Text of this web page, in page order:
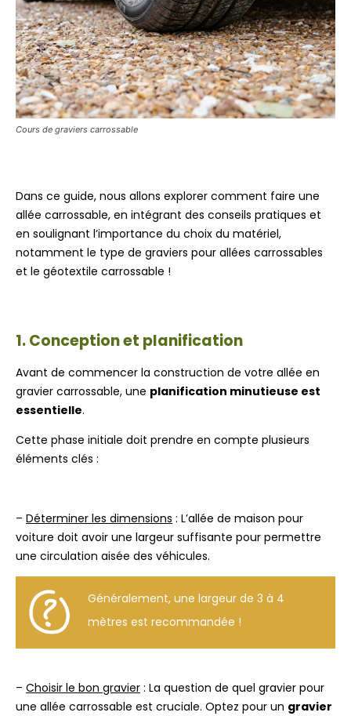
Cours de graviers carrossable
Dans ce guide, nous allons explorer comment faire une
allée carrossable, en intégrant des conseils pratiques et
en soulignant l’importance du choix du matériel,
notamment le type de graviers pour allées carrossables
et le géotextile carrossable !
1. Conception et planification
Avant de commencer la construction de votre allée en
gravier carrossable, une planification minutieuse est
essentielle.
Cette phase initiale doit prendre en compte plusieurs
éléments clés :
– Déterminer les dimensions : L’allée de maison pour
voiture doit avoir une largeur suffisante pour permettre
une circulation aisée des véhicules.
Généralement, une largeur de 3 à 4
mètres est recommandée !
– Choisir le bon gravier : La question de quel gravier pour
une allée carrossable est cruciale. Optez pour un gravier